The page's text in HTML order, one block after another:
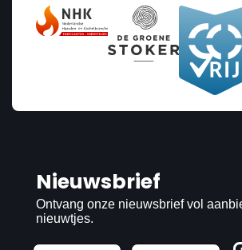
Nieuwsbrief
Ontvang onze nieuwsbrief vol
nieuwtjes.